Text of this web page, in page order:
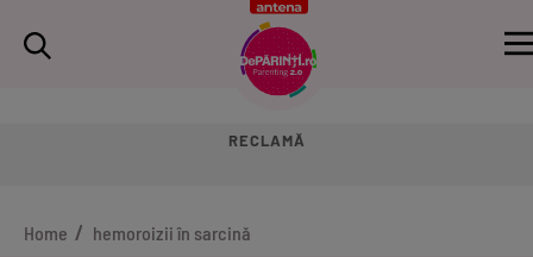
RECLAMĂ
Home hemoroizii în sarcină